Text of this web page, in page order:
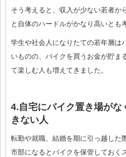
そう考えると、収入が少ない若者か
と自体のハードルがかなり高いとも
学生や社会人になりたての若年層は
いものの、バイクを買うお金が貯ま
て楽しむ人も増えてきました。
4.自宅にバイク置き場がな
きない人
転勤や就職、結婚を期に引っ越した
市部になるとバイクを保管しておく